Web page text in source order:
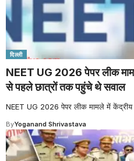
दिल्ली
NEET UG 2026 पेपर लीक
से पहले छात्रों तक पहुंचे थे सवाल
NEET UG 2026 पेपर लीक मामले में केंद्रीय
ByYoganand Shrivastava